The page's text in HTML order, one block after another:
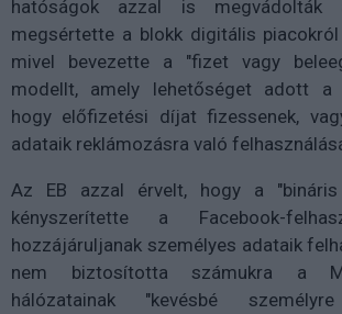
hatóságok azzal is
megsértette a blokk digitális
mivel bevezette a "fizet vagy
modellt, amely lehetőséget adott a
hogy előfizetési díjat fizessenek,
adataik reklámozásra való
Az EB azzal érvelt, hogy a "bináris
kényszerítette a Facebook-
hozzájáruljanak személyes adataik
nem biztosította számukra a
hálózatainak "kevésbé